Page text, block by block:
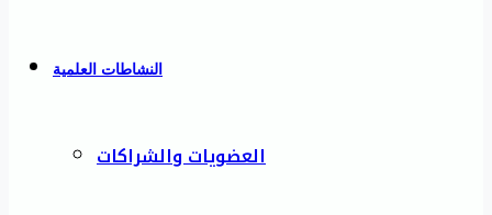
النشاطات العلمية
العضويات والشراكات